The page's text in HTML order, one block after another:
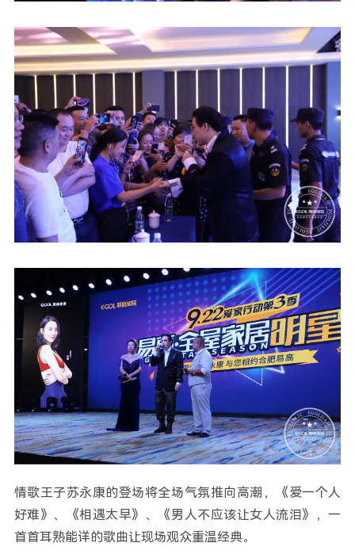
情歌王子苏永康的登场将全场气氛推向高潮，《爱一个人
好难》、《相遇太早》、《男人不应该让女人流泪》，一
首首耳熟能详的歌曲让现场观众重温经典。